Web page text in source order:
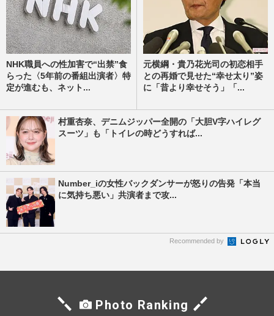
NHK職員への性加害で“出禁”食
らった〈5年前の番組出演者〉特
定が進むも、ネット...
元横綱・貴乃花光司の初恋相手
との再婚で見せた“幸せ太り”姿
に「昔より幸せそう」「...
村重杏奈、デニムジッパー全開の「大胆V字ハイレグ
スーツ」も「トイレの時どうすれば...
Number_iの女性バックダンサーが怒りの告発「本当
に気持ち悪い」共演者まで攻...
Recommended by
Photo Ranking